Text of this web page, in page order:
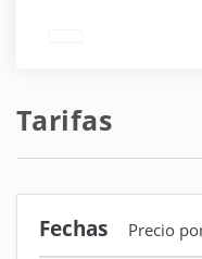
Tarifas
Fechas Precio